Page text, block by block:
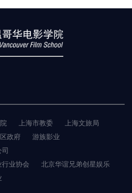
上海市教委
上海文旅局
政府
游族影业
行业协会
北京华谊兄弟创星娱乐